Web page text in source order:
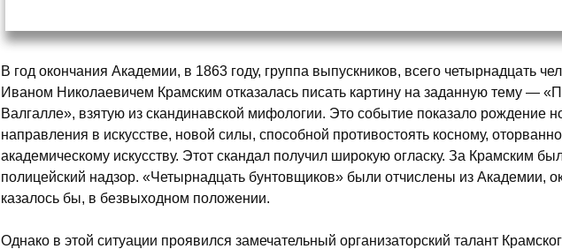
В год окончания Академии, в 1863 году, группа выпускников, всего четырнадцать
Иваном Николаевичем Крамским отказалась писать картину на заданную тему —
Валгалле», взятую из скандинавской мифологии. Это событие показало рождение
направления в искусстве, новой силы, способной противостоять косному,
академическому искусству. Этот скандал получил широкую огласку. За Крамским
полицейский надзор. «Четырнадцать бунтовщиков» были отчислены из Академии,
казалось бы, в безвыходном положении.
Однако в этой ситуации проявился замечательный организаторский талант